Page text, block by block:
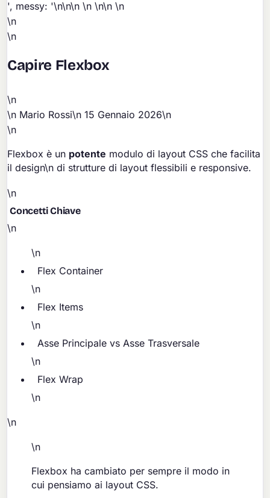
', messy: '\n\n\n\n\n\n \n
\n
\n
Capire Flexbox
\n
\n Mario Rossi\n15 Gennaio 2026\n
\n
Flexbox è un potente modulo di layout CSS che facilita
il design\n di strutture di layout flessibili e responsive.
\n
Concetti Chiave
\n
\n
Flex Container
\n
Flex Items
\n
Asse Principale vs Asse Trasversale
\n
Flex Wrap
\n
\n
\n
Flexbox ha cambiato per sempre il modo in
cui pensiamo ai layout CSS.